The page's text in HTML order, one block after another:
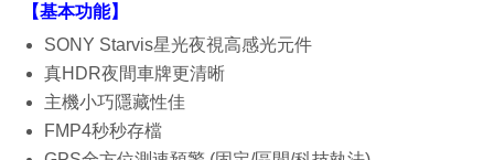
【基本功能】
SONY Starvis星光夜視高感光元件
真HDR夜間車牌更清晰
主機小巧隱藏性佳
FMP4秒秒存檔